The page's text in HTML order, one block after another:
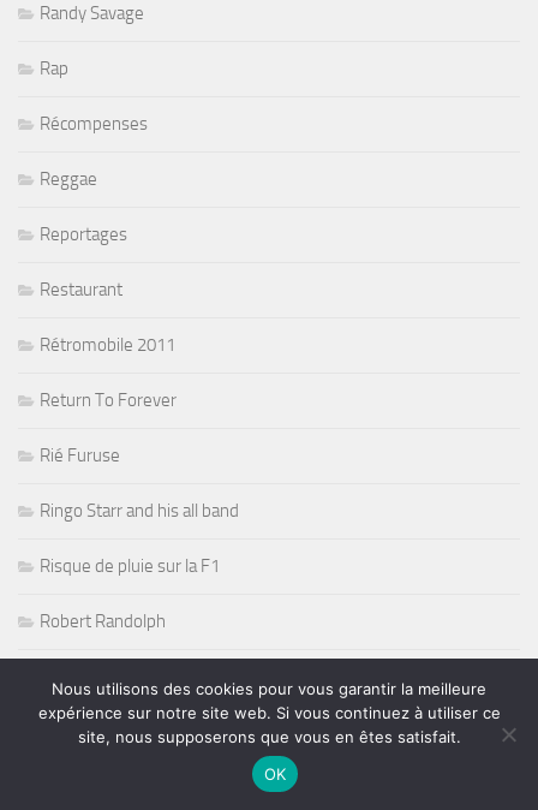
Randy Savage
Rap
Récompenses
Reggae
Reportages
Restaurant
Rétromobile 2011
Return To Forever
Rié Furuse
Ringo Starr and his all band
Risque de pluie sur la F1
Robert Randolph
Rock Acoustic Folk
Nous utilisons des cookies pour vous garantir la meilleure
expérience sur notre site web. Si vous continuez à utiliser ce
site, nous supposerons que vous en êtes satisfait.
OK